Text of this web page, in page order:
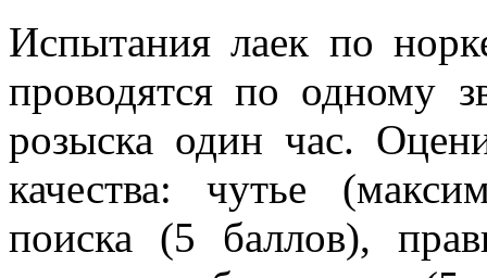
Испытания лаек по
проводятся по одному
розыска один час.
качества: чутье
поиска (5 баллов),